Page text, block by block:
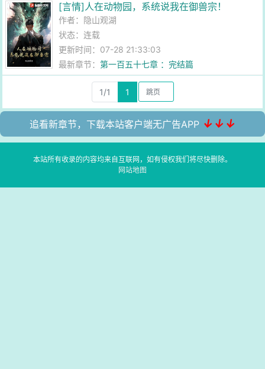
[言情]人在动物园，系统说我在御兽宗！
作者： 隐山观湖
状态：连载
更新时间：07-28 21:33:03
最新章节：第一百五十七章 ：完结篇
1/1 1
追看新章节，下载本站客户端无广告APP ↓↓↓
本站所有收录的内容均来自互联网，如有侵权我们将尽快删除。
网站地图